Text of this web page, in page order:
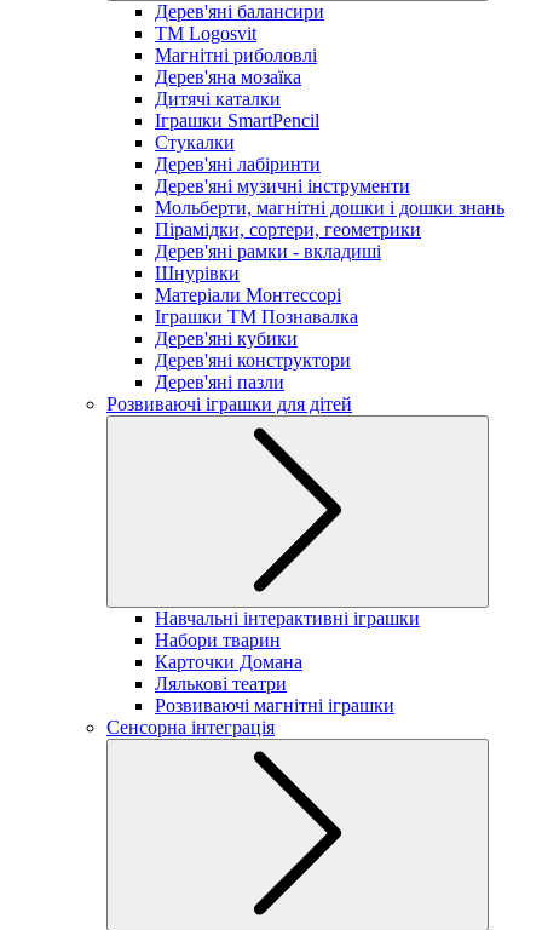
Дерев'яні балансири
TM Logosvit
Магнітні риболовлі
Дерев'яна мозаїка
Дитячі каталки
Іграшки SmartPencil
Стукалки
Дерев'яні лабіринти
Дерев'яні музичні інструменти
Мольберти, магнітні дошки і дошки знань
Пірамідки, сортери, геометрики
Дерев'яні рамки - вкладиші
Шнурівки
Матеріали Монтессорі
Іграшки ТМ Познавалка
Дерев'яні кубики
Дерев'яні конструктори
Дерев'яні пазли
Розвиваючі іграшки для дітей
Навчальні інтерактивні іграшки
Набори тварин
Карточки Домана
Лялькові театри
Розвиваючі магнітні іграшки
Сенсорна інтеграція